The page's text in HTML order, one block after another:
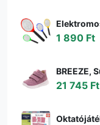
1 890 Ft
21 745 Ft